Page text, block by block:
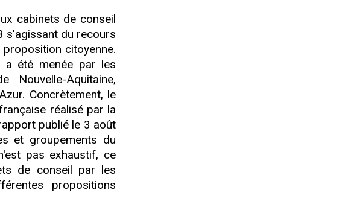
cabinets de conseil
s'agissant du recours
citoyenne.
a été menée par les
Aquitaine,
Concrètement, le
réalisé par la
publié le 3 août
et groupements du
pas exhaustif, ce
de conseil par les
propositions